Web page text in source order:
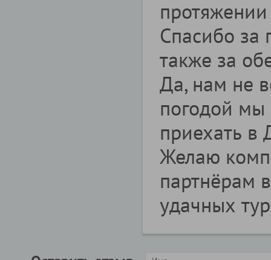
Спасибо за
также за
Да, нам не
погодой мы
приехать в
Желаю
партнёрам
удачных